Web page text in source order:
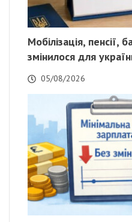
Мобілізація, пенсії,
змінилося для
05/08/2026